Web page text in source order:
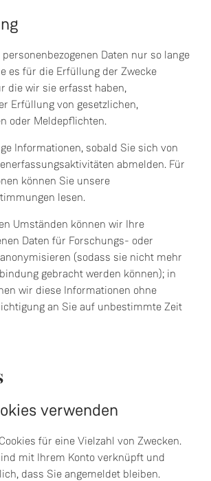
Daten nur so lange
es für die Erfüllung der Zwecke
die wir sie erfasst haben,
Erfüllung von gesetzlichen,
oder Meldepflichten.
Informationen, sobald Sie sich von
abmelden. Für
können Sie unsere
lesen.
Umständen können wir Ihre
Daten für Forschungs- oder
(sodass sie nicht mehr
gebracht werden können); in
wir diese Informationen ohne
an Sie auf unbestimmte Zeit
verwenden
für eine Vielzahl von Zwecken.
mit Ihrem Konto verknüpft und
dass Sie angemeldet bleiben.